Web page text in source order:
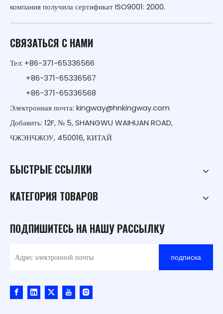
компания получила сертификат ISO9001: 2000.
СВЯЗАТЬСЯ С НАМИ
Тел: +86-371-65336566
+86-371-65336567
+86-371-65336568
Электронная почта: kingway@hnkingway.com
Добавить: 12F, № 5, SHANGWU WAIHUAN ROAD,
ЧЖЭНЧЖОУ, 450016, КИТАЙ
БЫСТРЫЕ ССЫЛКИ
КАТЕГОРИЯ ТОВАРОВ
ПОДПИШИТЕСЬ НА НАШУ РАССЫЛКУ
подписка